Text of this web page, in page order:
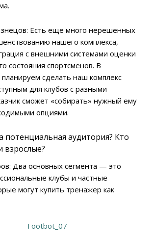
Есть еще много нерешенных
нашего комплекса,
с внешними системами оценки
состояния спортсменов. В
сделать наш комплекс
для клубов с разными
сможет «собирать» нужный ему
опциями.
аудитория? Кто
взрослые?
Два основных сегмента — это
клубы и частные
могут купить тренажер как